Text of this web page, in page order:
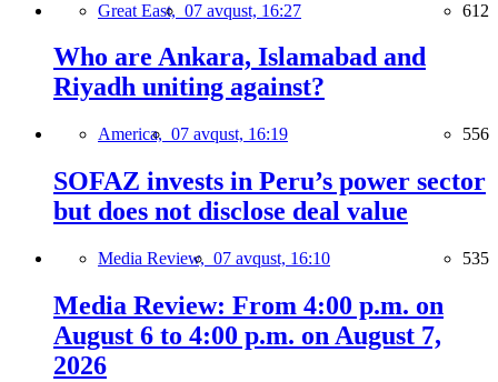
Great East, 07 avqust, 16:27 612
Who are Ankara, Islamabad and
Riyadh uniting against?
America, 07 avqust, 16:19 556
SOFAZ invests in Peru’s power sector
but does not disclose deal value
Media Review, 07 avqust, 16:10 535
Media Review: From 4:00 p.m. on
August 6 to 4:00 p.m. on August 7,
2026